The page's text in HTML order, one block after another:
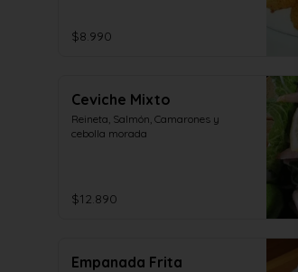
$8.990
Ceviche Mixto
Reineta, Salmón, Camarones y
cebolla morada
$12.890
Empanada Frita